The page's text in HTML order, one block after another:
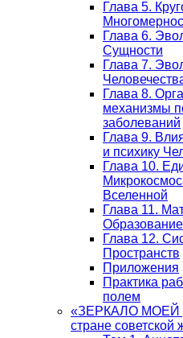
Глава 5.
Глава 6.
Сущности
Глава 7.
Глава 8.
механизмы
заболеваний
Глава 9.
и психику
Глава 10.
Вселенной
Глава 11.
Глава 12.
Пространств
Приложения
Практика
полем
«ЗЕРКАЛО МОЕЙ
стране советской